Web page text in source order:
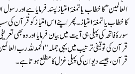
العالمین” کا خطاب یا تمغۂ امتیاز پسند فرمایا ہے
کا خطاب یا تمغۂ امتیاز۔ پھر اپنے اس امتیاز کو
سورۂ فاتحہ کی پہلی ہی آیت میں بیان فرمایا اور وہ بھی
قرآن کی توقیفی ترتیب میں یہی جملہ "الحمد للہ رب
قرآن، جیسے دیوان کی پہلی غزل کا مطلع ہوتا ہے۔